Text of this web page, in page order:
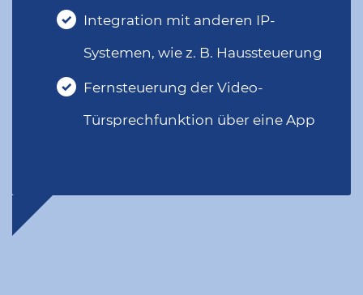
Integration mit anderen IP-
Systemen, wie z. B. Haussteuerung
Fernsteuerung der Video-
Türsprechfunktion über eine App